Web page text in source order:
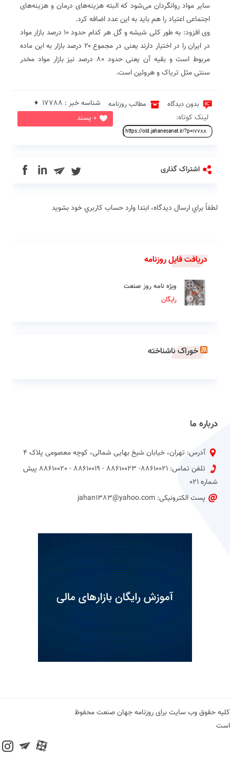
سایر مواد روانگردان می‌شود که البته هزینه‌های درمان و هزینه‌های
اجتماعی اعتیاد را هم باید به این عدد اضافه کرد.
وی افزود: به طور کلی شیشه و گل هر کدام حدود ۱۰ درصد بازار مواد
در ایران را در اختیار دارند یعنی در مجموع ۲۰ درصد بازار به این ماده
مربوط است و بقیه آن یعنی حدود ۸۰ درصد نیز بازار مواد مخدر
سنتی مثل تریاک و هروئین است.
بدون دیدگاه مطالب روزنامه
0 پسند
شناسه خبر : 17788 ♦
لینک کوتاه:
اشتراک گذاری in
لطفاً براي ارسال دیدگاه، ابتدا وارد حساب كاربري خود بشويد
دریافت فایل روزنامه
ویژه نامه روز صنعت
رایگان
خوراک ناشناخته
درباره ما
آدرس: تهران، خیابان شیخ بهایی شمالی، کوچه معصومی پلاک 4
تلفن تماس: 88610021- 88610023 - 88610019 - 88610020 پیش
شماره 021
پست الکترونیکی: jahan1383@yahoo.com
کلیه حقوق وب سایت برای روزنامه جهان صنعت محفوظ
است